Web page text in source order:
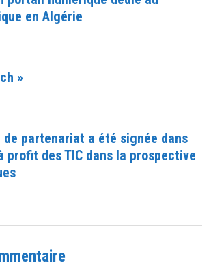
en Algérie
»
de partenariat a été signée dans
profit des TIC dans la prospective